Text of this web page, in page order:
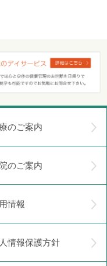
のご案内
のご案内
情報
情報保護方針